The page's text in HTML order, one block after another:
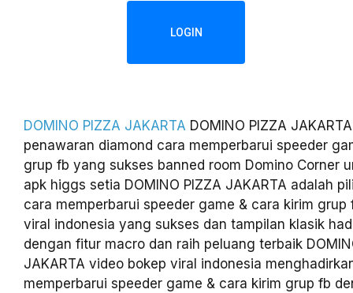
LOGIN
DOMINO PIZZA JAKARTA DOMINO PIZZA
penawaran diamond cara memperbarui speeder
grup fb yang sukses banned room Domino Corner
apk higgs setia DOMINO PIZZA JAKARTA adalah
cara memperbarui speeder game & cara kirim grup
viral indonesia yang sukses dan tampilan klasik
dengan fitur macro dan raih peluang terbaik
JAKARTA video bokep viral indonesia
memperbarui speeder game & cara kirim grup fb